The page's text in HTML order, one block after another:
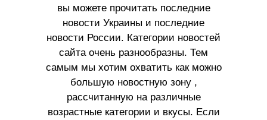
вы можете прочитать последние
новости Украины и последние
новости России. Категории новостей
сайта очень разнообразны. Тем
самым мы хотим охватить как можно
большую новостную зону ,
рассчитанную на различные
возрастные категории и вкусы. Если